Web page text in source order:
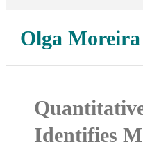
Olga Moreira
Identifies